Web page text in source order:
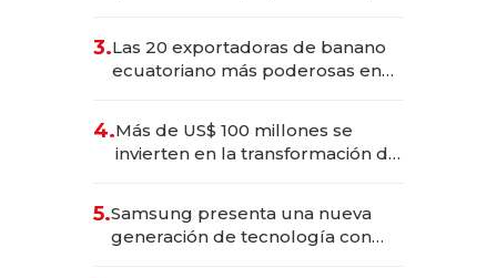
3.Las 20 exportadoras de banano
ecuatoriano más poderosas en
4.Más de US$ 100 millones se
invierten en la transformación de
5.Samsung presenta una nueva
generación de tecnología con